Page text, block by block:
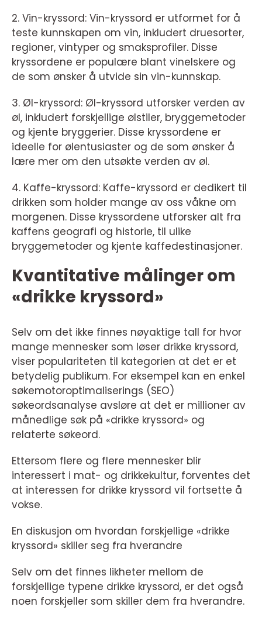
2. Vin-kryssord: Vin-kryssord er utformet for å
teste kunnskapen om vin, inkludert druesorter,
regioner, vintyper og smaksprofiler. Disse
kryssordene er populære blant vinelskere og
de som ønsker å utvide sin vin-kunnskap.
3. Øl-kryssord: Øl-kryssord utforsker verden av
øl, inkludert forskjellige ølstiler, bryggemetoder
og kjente bryggerier. Disse kryssordene er
ideelle for ølentusiaster og de som ønsker å
lære mer om den utsøkte verden av øl.
4. Kaffe-kryssord: Kaffe-kryssord er dedikert til
drikken som holder mange av oss våkne om
morgenen. Disse kryssordene utforsker alt fra
kaffens geografi og historie, til ulike
bryggemetoder og kjente kaffedestinasjoner.
Kvantitative målinger om
«drikke kryssord»
Selv om det ikke finnes nøyaktige tall for hvor
mange mennesker som løser drikke kryssord,
viser populariteten til kategorien at det er et
betydelig publikum. For eksempel kan en enkel
søkemotoroptimaliserings (SEO)
søkeordsanalyse avsløre at det er millioner av
månedlige søk på «drikke kryssord» og
relaterte søkeord.
Ettersom flere og flere mennesker blir
interessert i mat- og drikkekultur, forventes det
at interessen for drikke kryssord vil fortsette å
vokse.
En diskusjon om hvordan forskjellige «drikke
kryssord» skiller seg fra hverandre
Selv om det finnes likheter mellom de
forskjellige typene drikke kryssord, er det også
noen forskjeller som skiller dem fra hverandre.